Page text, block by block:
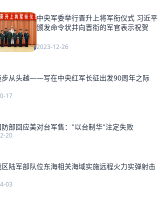
中央军委举行晋升上将军衔仪式 习近平
颁发命令状并向晋衔的军官表示祝贺
2023-12-26
步从头越——写在中央红军长征出发90周年之际
17
防部回应美对台军售："以台制华"注定失败
20
区陆军部队位东海相关海域实施远程火力实弹射击
03